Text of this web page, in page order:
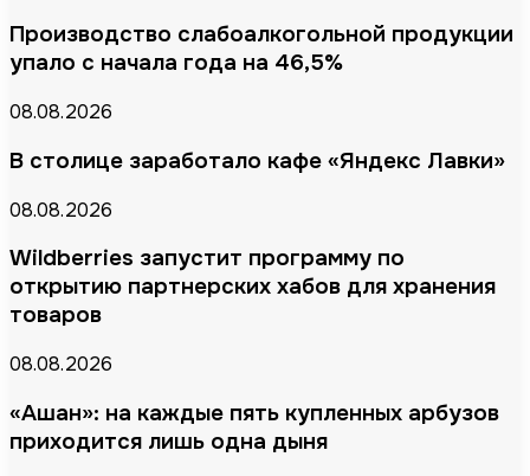
Производство слабоалкогольной продукции
упало с начала года на 46,5%
08.08.2026
В столице заработало кафе «Яндекс Лавки»
08.08.2026
Wildberries запустит программу по
открытию партнерских хабов для хранения
товаров
08.08.2026
«Ашан»: на каждые пять купленных арбузов
приходится лишь одна дыня